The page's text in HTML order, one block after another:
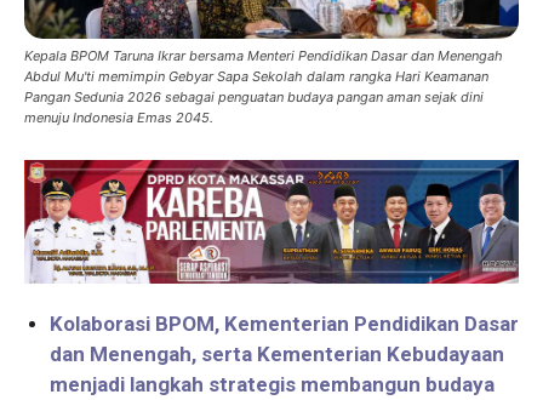
Kepala BPOM Taruna Ikrar bersama Menteri Pendidikan Dasar dan Menengah
Abdul Mu'ti memimpin Gebyar Sapa Sekolah dalam rangka Hari Keamanan
Pangan Sedunia 2026 sebagai penguatan budaya pangan aman sejak dini
menuju Indonesia Emas 2045.
Kolaborasi BPOM, Kementerian Pendidikan Dasar
dan Menengah, serta Kementerian Kebudayaan
menjadi langkah strategis membangun budaya